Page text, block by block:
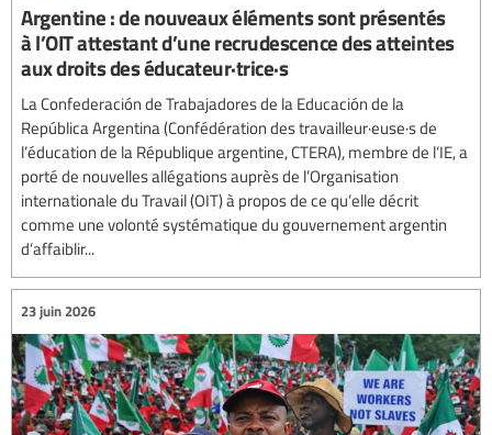
Argentine : de nouveaux éléments sont présentés
à l’OIT attestant d’une recrudescence des atteintes
aux droits des éducateur·trice·s
La Confederación de Trabajadores de la Educación de la
República Argentina (Confédération des travailleur·euse·s de
l’éducation de la République argentine, CTERA), membre de l’IE, a
porté de nouvelles allégations auprès de l’Organisation
internationale du Travail (OIT) à propos de ce qu’elle décrit
comme une volonté systématique du gouvernement argentin
d’affaiblir...
23 juin 2026